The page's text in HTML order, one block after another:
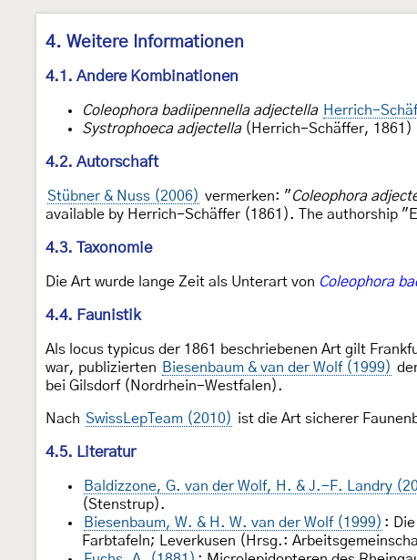
4. Weitere Informationen
4.1. Andere Kombinationen
Coleophora badiipennella adjectella Herrich-
Systrophoeca adjectella(Herrich-Schäffer, 1861)
4.2. Autorschaft
Stübner & Nuss (2006) vermerken: "Coleophora
available by Herrich-Schäffer (1861). The authorship
4.3. Taxonomie
Die Art wurde lange Zeit als Unterart von Coleophora
4.4. Faunistik
Als locus typicus der 1861 beschriebenen Art gilt
war, publizierten Biesenbaum & van der Wolf (1999)
bei Gilsdorf (Nordrhein-Westfalen).
Nach SwissLepTeam (2010) ist die Art sicherer
4.5. Literatur
Baldizzone, G. van der Wolf, H. & J.-F. Landry
(Stenstrup).
Biesenbaum, W. & H. W. van der Wolf (1999) :
Farbtafeln; Leverkusen (Hrsg.: